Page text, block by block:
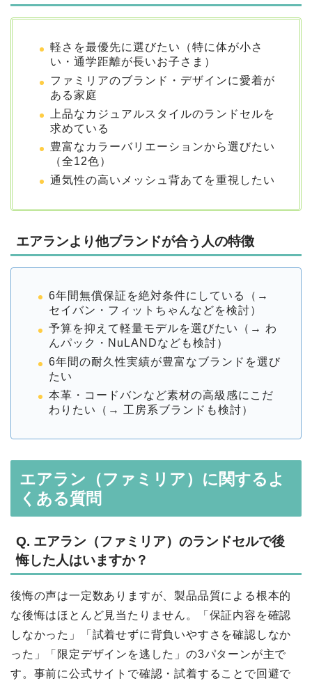
軽さを最優先に選びたい（特に体が小さ
い・通学距離が長いお子さま）
ファミリアのブランド・デザインに愛着が
ある家庭
上品なカジュアルスタイルのランドセルを
求めている
豊富なカラーバリエーションから選びたい
（全12色）
通気性の高いメッシュ背あてを重視したい
エアランより他ブランドが合う人の特徴
6年間無償保証を絶対条件にしている（→
セイバン・フィットちゃんなどを検討）
予算を抑えて軽量モデルを選びたい（→ わ
んパック・NuLANDなども検討）
6年間の耐久性実績が豊富なブランドを選び
たい
本革・コードバンなど素材の高級感にこだ
わりたい（→ 工房系ブランドも検討）
エアラン（ファミリア）に関するよ
くある質問
Q. エアラン（ファミリア）のランドセルで後
悔した人はいますか？
後悔の声は一定数ありますが、製品品質による根本的
な後悔はほとんど見当たりません。「保証内容を確認
しなかった」「試着せずに背負いやすさを確認しなか
った」「限定デザインを逃した」の3パターンが主で
す。事前に公式サイトで確認・試着することで回避で